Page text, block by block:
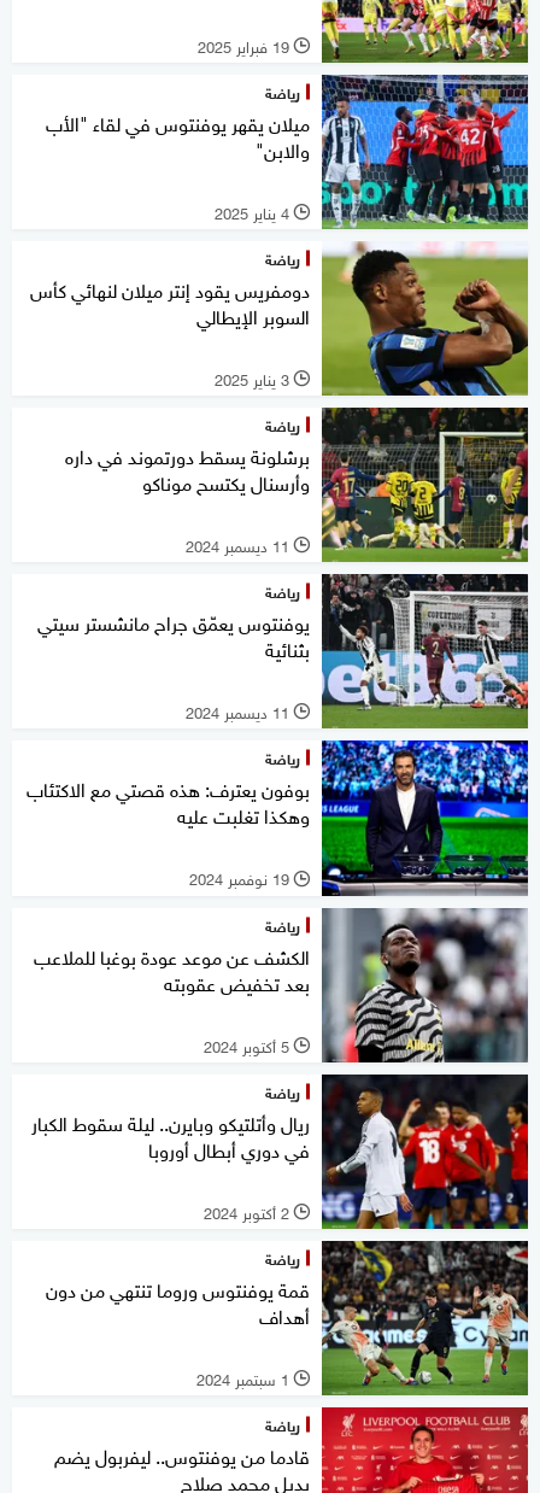
l 19 فبراير 2025
رياضة
ميلان يقهر يوفنتوس في لقاء "الأب
والابن"
l 4 يناير 2025
رياضة
دومفريس يقود إنتر ميلان لنهائي كأس
السوبر الإيطالي
l 3 يناير 2025
رياضة
برشلونة يسقط دورتموند في داره
وأرسنال يكتسح موناكو
l 11 ديسمبر 2024
رياضة
يوفنتوس يعمّق جراح مانشستر سيتي
بثنائية
l 11 ديسمبر 2024
رياضة
بوفون يعترف: هذه قصتي مع الاكتئاب
وهكذا تغلبت عليه
l 19 نوفمبر 2024
رياضة
الكشف عن موعد عودة بوغبا للملاعب
بعد تخفيض عقوبته
l 5 أكتوبر 2024
رياضة
ريال وأتلتيكو وبايرن.. ليلة سقوط الكبار
في دوري أبطال أوروبا
l 2 أكتوبر 2024
رياضة
قمة يوفنتوس وروما تنتهي من دون
أهداف
l 1 سبتمبر 2024
رياضة
قادما من يوفنتوس.. ليفربول يضم
بديل محمد صلاح